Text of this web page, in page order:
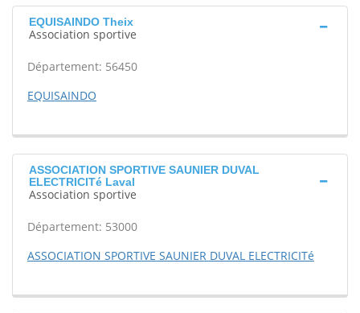
EQUISAINDO Theix
Association sportive
Département: 56450
EQUISAINDO
ASSOCIATION SPORTIVE SAUNIER DUVAL
ELECTRICITé Laval
Association sportive
Département: 53000
ASSOCIATION SPORTIVE SAUNIER DUVAL ELECTRICITé